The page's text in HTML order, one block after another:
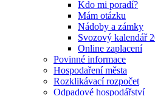
Kdo mi poradí?
Mám otázku
Nádoby a zámky
Svozový kalendář
Online zaplacení
Povinné informace
Hospodaření města
Rozklikávací rozpočet
Odpadové hospodářství